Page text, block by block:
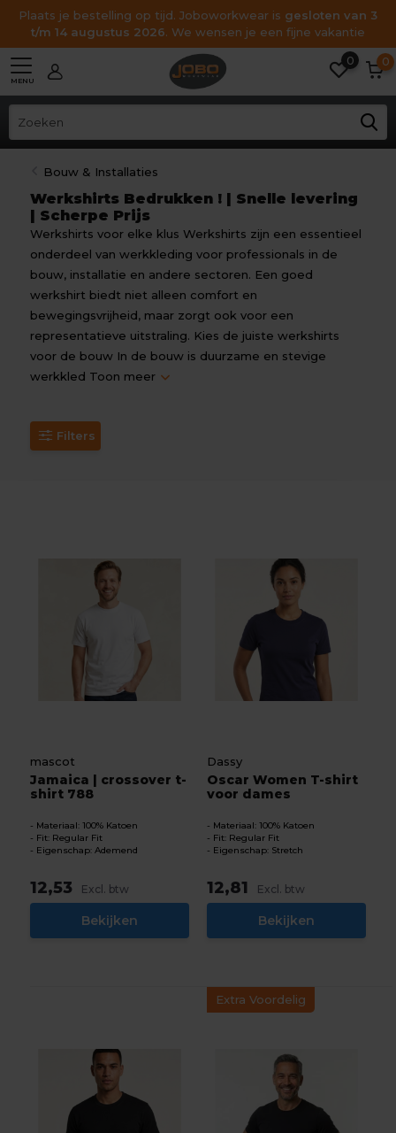
Plaats je bestelling op tijd. Joboworkwear is gesloten van 3
t/m 14 augustus 2026. We wensen je een fijne vakantie
MENU
0 0
Bouw & Installaties
Werkshirts Bedrukken ! | Snelle levering
| Scherpe Prijs
Werkshirts voor elke klus Werkshirts zijn een essentieel
onderdeel van werkkleding voor professionals in de
bouw, installatie en andere sectoren. Een goed
werkshirt biedt niet alleen comfort en
bewegingsvrijheid, maar zorgt ook voor een
representatieve uitstraling. Kies de juiste werkshirts
voor de bouw In de bouw is duurzame en stevige
werkkled Toon meer
Filters
mascot
Jamaica | crossover t-
shirt 788
Materiaal: 100% Katoen
Fit: Regular Fit
Eigenschap: Ademend
12,53 Excl. btw
Bekijken
Dassy
Oscar Women T-shirt
voor dames
Materiaal: 100% Katoen
Fit: Regular Fit
Eigenschap: Stretch
12,81 Excl. btw
Bekijken
Extra Voordelig